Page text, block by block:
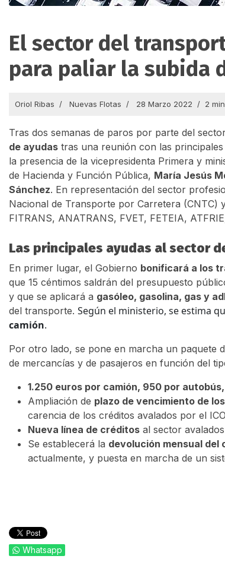
El sector del
para paliar la subida
Oriol Ribas Nuevas Flotas 28 Marzo 2022 2
Tras dos semanas de paros por parte del
de ayudas tras una reunión con las
la presencia de la vicepresidenta Primera y
de Hacienda y Función Pública, María Jesús
Sánchez. En representación del sector
Nacional de Transporte por Carretera (CNTC)
FITRANS, ANATRANS, FVET, FETEIA,
Las principales ayudas al sector
En primer lugar, el Gobierno bonificará a los
que 15 céntimos saldrán del presupuesto
y que se aplicará a gasóleo, gasolina, gas y
del transporte. Según el ministerio, se estima
camión.
Por otro lado, se pone en marcha un paquete
de mercancías y de pasajeros en función del
1.250 euros por camión, 950 por
Ampliación de plazo de vencimiento de
carencia de los créditos avalados por el
Nueva línea de créditos al sector
Se establecerá la devolución mensual del
actualmente, y puesta en marcha de un
Whatsapp